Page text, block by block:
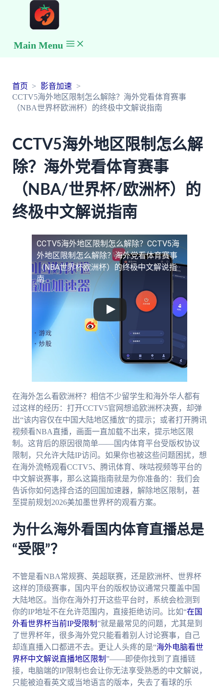
Main Menu
首页
影音加速
CCTV5海外地区限制怎么解除？海外党看体育赛事
（NBA世界杯欧洲杯）的终极中文解说指南
CCTV5海外地区限制怎么解
除？海外党看体育赛事
（NBA/世界杯/欧洲杯）的
终极中文解说指南
CCTV5海外地区限制怎么解除？ CCTV5海
外地区限制怎么解除？海外党看体育赛事
（NBA世界杯欧洲杯）的终极中文解说指
南
在海外怎么看欧洲杯？相信不少留学生和海外华人都有
过这样的经历：打开CCTV5官网想追欧洲杯决赛，却弹
出“该内容仅在中国大陆地区播放”的提示；或者打开腾讯
视频看NBA直播，画面一直加载不出来，提示地区限
制。这背后的原因很简单——国内体育平台受版权协议
限制，只允许大陆IP访问。如果你也被这些问题困扰，想
在海外流畅观看CCTV5、腾讯体育、咪咕视频等平台的
中文解说赛事，那么这篇指南就是为你准备的：我们会
告诉你如何选择合适的回国加速器，解除地区限制，甚
至提前规划2026美加墨世界杯的观看方案。
为什么海外看国内体育直播总是
“受限”？
不管是看NBA常规赛、英超联赛，还是欧洲杯、世界杯
这样的顶级赛事，国内平台的版权协议通常只覆盖中国
大陆地区。当你在海外打开这些平台时，系统会检测到
你的IP地址不在允许范围内，直接拒绝访问。比如“在国
外看世界杯当前IP受限制 ”就是最常见的问题，尤其是到
了世界杯年，很多海外党只能看着别人讨论赛事，自己
却连直播入口都进不去。更让人头疼的是“海外电脑看世
界杯中文解说直播地区限制 ”——即使你找到了直播链
接，电脑端的IP限制也会让你无法享受熟悉的中文解说，
只能被迫看英文或当地语言的版本，失去了看球的乐